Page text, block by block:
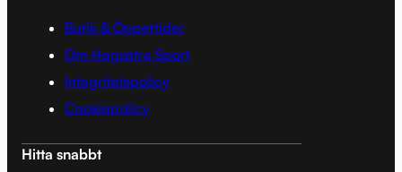
Butik & Öppettider
Om Hagsätra Sport
Integritetspolicy
Cookiepolicy
Hitta snabbt